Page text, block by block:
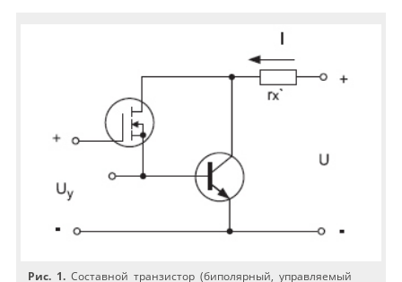
Рис. 1. Составной транзистор (биполярный, управляемый